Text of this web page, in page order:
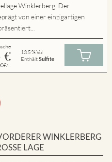
Winklerberg. Der
von einer einzigartigen
€
L
13.5 % Vol
EnthältSulfite
WINKLERBERG
LAGE